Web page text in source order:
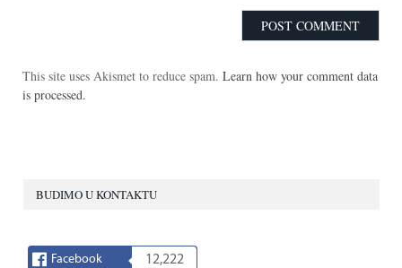
This site uses Akismet to reduce spam. Learn how your comment data
is processed.
BUDIMO U KONTAKTU
Facebook 12,222